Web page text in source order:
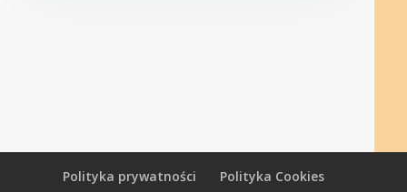
Polityka prywatności
Polityka Cookies